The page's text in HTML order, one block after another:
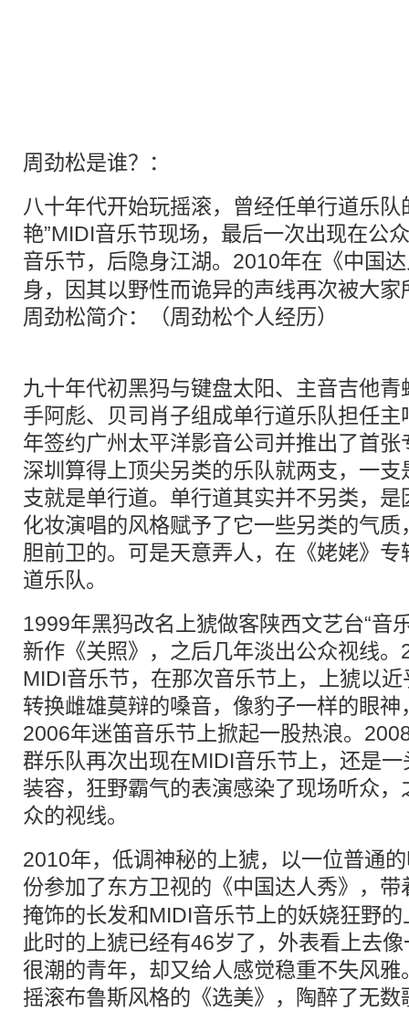
周劲松是谁？：
八十年代开始玩摇滚，曾经任单行道乐队
艳”MIDI音乐节现场，最后一次出现在公
音乐节，后隐身江湖。2010年在《中国
身，因其以野性而诡异的声线再次被大家
周劲松简介：（周劲松个人经历）
九十年代初黑犸与键盘太阳、主音吉他
手阿彪、贝司肖子组成单行道乐队担任
年签约广州太平洋影音公司并推出了首
深圳算得上顶尖另类的乐队就两支，一
支就是单行道。单行道其实并不另类，
化妆演唱的风格赋予了它一些另类的气
胆前卫的。可是天意弄人，在《姥姥》
道乐队。
1999年黑犸改名上猇做客陕西文艺台“音
新作《关照》，之后几年淡出公众视线
MIDI音乐节，在那次音乐节上，上猇以
转换雌雄莫辩的嗓音，像豹子一样的眼
2006年迷笛音乐节上掀起一股热浪。
群乐队再次出现在MIDI音乐节上，还是
装容，狂野霸气的表演感染了现场听众
众的视线。
2010年，低调神秘的上猇，以一位普通
份参加了东方卫视的《中国达人秀》，带
掩饰的长发和MIDI音乐节上的妖娆狂野
此时的上猇已经有46岁了，外表看上去
很潮的青年，却又给人感觉稳重不失风
摇滚布鲁斯风格的《选美》，陶醉了无